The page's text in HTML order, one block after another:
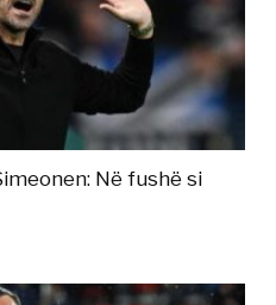
Në fushë si